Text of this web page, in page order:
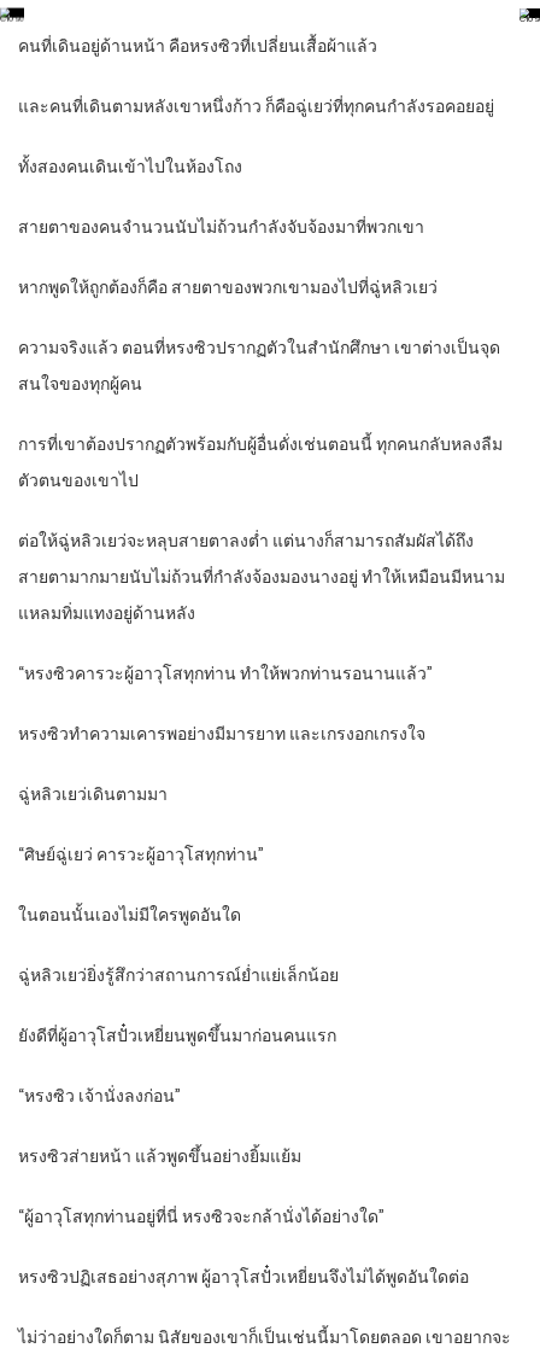
คนที่เดินอยู่ด้านหน้า คือหรงซิวที่เปลี่ยนเสื้อผ้าแล้ว
และคนที่เดินตามหลังเขาหนึ่งก้าว ก็คือฉู่เยว่ที่ทุกคนกำลังรอคอยอยู่
ทั้งสองคนเดินเข้าไปในห้องโถง
สายตาของคนจำนวนนับไม่ถ้วนกำลังจับจ้องมาที่พวกเขา
หากพูดให้ถูกต้องก็คือ สายตาของพวกเขามองไปที่ฉู่หลิวเยว่
ความจริงแล้ว ตอนที่หรงซิวปรากฏตัวในสำนักศึกษา เขาต่างเป็นจุด
สนใจของทุกผู้คน
การที่เขาต้องปรากฏตัวพร้อมกับผู้อื่นดั่งเช่นตอนนี้ ทุกคนกลับหลงลืม
ตัวตนของเขาไป
ต่อให้ฉู่หลิวเยว่จะหลุบสายตาลงต่ำ แต่นางก็สามารถสัมผัสได้ถึง
สายตามากมายนับไม่ถ้วนที่กำลังจ้องมองนางอยู่ ทำให้เหมือนมีหนาม
แหลมทิ่มแทงอยู่ด้านหลัง
“หรงซิวคารวะผู้อาวุโสทุกท่าน ทำให้พวกท่านรอนานแล้ว”
หรงซิวทำความเคารพอย่างมีมารยาท และเกรงอกเกรงใจ
ฉู่หลิวเยว่เดินตามมา
“ศิษย์ฉู่เยว่ คารวะผู้อาวุโสทุกท่าน”
ในตอนนั้นเองไม่มีใครพูดอันใด
ฉู่หลิวเยว่ยิ่งรู้สึกว่าสถานการณ์ย่ำแย่เล็กน้อย
ยังดีที่ผู้อาวุโสปั๋วเหยี่ยนพูดขึ้นมาก่อนคนแรก
“หรงซิว เจ้านั่งลงก่อน”
หรงซิวส่ายหน้า แล้วพูดขึ้นอย่างยิ้มแย้ม
“ผู้อาวุโสทุกท่านอยู่ที่นี่ หรงซิวจะกล้านั่งได้อย่างใด”
หรงซิวปฏิเสธอย่างสุภาพ ผู้อาวุโสปั๋วเหยี่ยนจึงไม่ได้พูดอันใดต่อ
ไม่ว่าอย่างใดก็ตาม นิสัยของเขาก็เป็นเช่นนี้มาโดยตลอด เขาอยากจะ